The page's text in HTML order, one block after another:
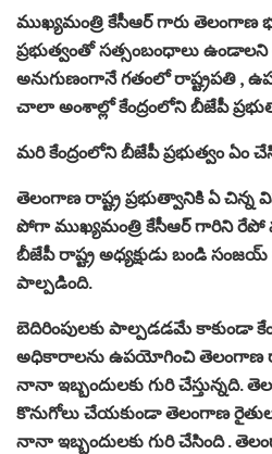
ముఖ్యమంత్రి కేసీఆర్ గారు తెలంగాణ
ప్రభుత్వంతో సత్సంబంధాలు ఉండాలని
అనుగుణంగానే గతంలో రాష్ట్రపతి ,
చాలా అంశాల్లో కేంద్రంలోని బీజేపీ
మరి కేంద్రంలోని బీజేపీ ప్రభుత్వం ఏం
తెలంగాణ రాష్ట్ర ప్రభుత్వానికి ఏ
పోగా ముఖ్యమంత్రి కేసీఆర్ గారిని
బీజేపీ రాష్ట్ర అధ్యక్షుడు బండి
పాల్పడింది.
బెదిరింపులకు పాల్పడడమే కాకుండా
అధికారాలను ఉపయోగించి తెలంగాణ
నానా ఇబ్బందులకు గురి చేస్తున్నది.
కొనుగోలు చేయకుండా తెలంగాణ
నానా ఇబ్బందులకు గురి చేసింది .